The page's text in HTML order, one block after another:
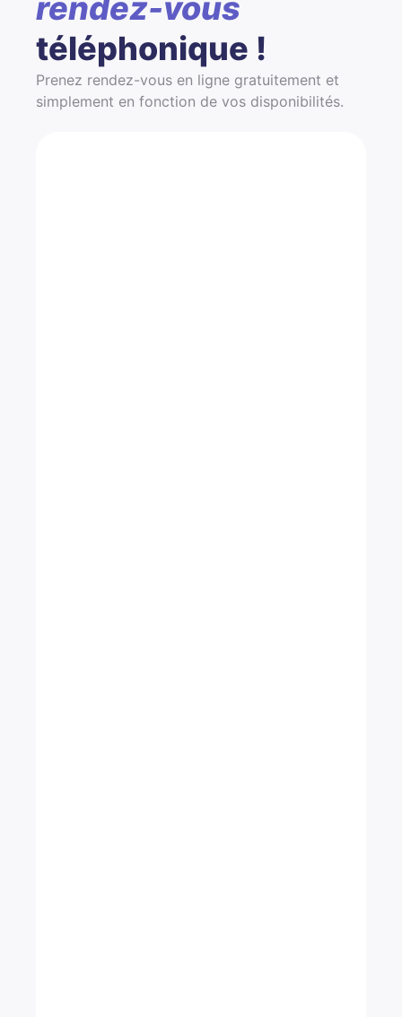
rendez-vous
téléphonique !
Prenez rendez-vous en ligne gratuitement et
simplement en fonction de vos disponibilités.